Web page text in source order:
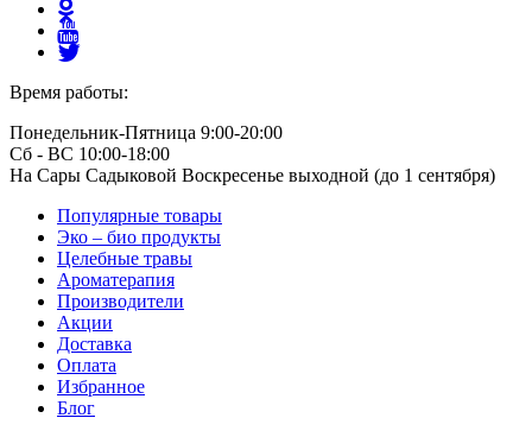
Время работы:
Понедельник-Пятница 9:00-20:00
Сб - ВС 10:00-18:00
На Сары Садыковой Воскресенье выходной (до 1 сентября)
Популярные товары
Эко – био продукты
Целебные травы
Ароматерапия
Производители
Акции
Доставка
Оплата
Избранное
Блог